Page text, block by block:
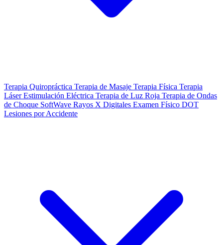
Terapia Quiropráctica Terapia de Masaje Terapia Física Terapia
LáserEstimulación Eléctrica Terapia de Luz Roja Terapia de Ondas
de Choque SoftWave Rayos X Digitales Examen Físico DOT
Lesiones por Accidente